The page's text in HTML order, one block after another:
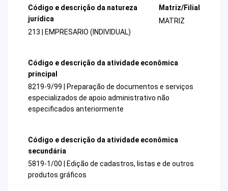
Código e descrição da natureza
jurídica
213 | EMPRESARIO (INDIVIDUAL)
Matriz/Filial
MATRIZ
Código e descrição da atividade econômica
principal
8219-9/99 | Preparação de documentos e serviços
especializados de apoio administrativo não
especificados anteriormente
Código e descrição da atividade econômica
secundária
5819-1/00 | Edição de cadastros, listas e de outros
produtos gráficos